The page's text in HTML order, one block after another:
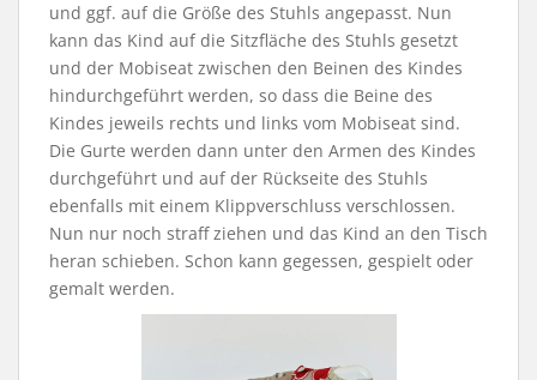
und ggf. auf die Größe des Stuhls angepasst. Nun
kann das Kind auf die Sitzfläche des Stuhls gesetzt
und der Mobiseat zwischen den Beinen des Kindes
hindurchgeführt werden, so dass die Beine des
Kindes jeweils rechts und links vom Mobiseat sind.
Die Gurte werden dann unter den Armen des Kindes
durchgeführt und auf der Rückseite des Stuhls
ebenfalls mit einem Klippverschluss verschlossen.
Nun nur noch straff ziehen und das Kind an den Tisch
heran schieben. Schon kann gegessen, gespielt oder
gemalt werden.